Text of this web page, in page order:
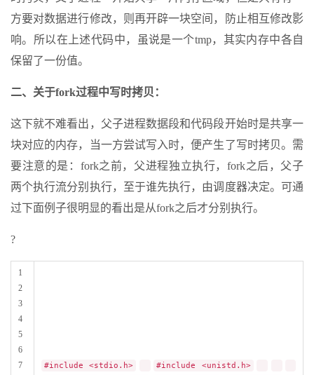
方要对数据进行修改，则再开辟一块空间，防止相互修改影
响。所以在上述代码中，虽说是一个tmp，其实内存中各自
保留了一份值。
二、关于fork过程中写时拷贝：
这下就不难看出，父子进程数据段和代码段开始时是共享一
块对应的内存，当一方尝试写入时，便产生了写时拷贝。需
要注意的是：fork之前，父进程独立执行，fork之后，父子
两个执行流分别执行，至于谁先执行，由调度器决定。可通
过下面例子很明显的看出是从fork之后才分别执行。
?
1
2
3
4
5
6
7
#include <stdio.h>
#include <unistd.h>